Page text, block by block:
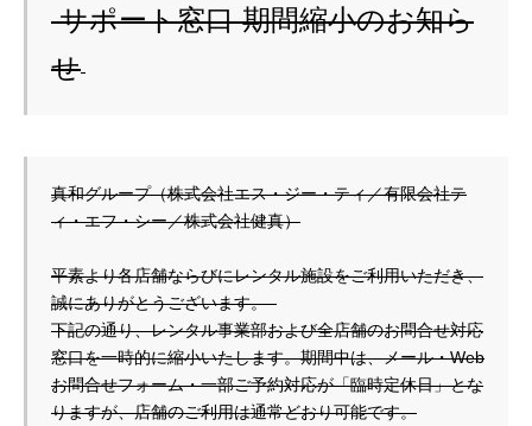
サポート窓口 期間縮小のお知ら
せ
真和グループ（株式会社エス・ジー・ティ／有限会社テ
ィ・エフ・シー／株式会社健真）
平素より各店舗ならびにレンタル施設をご利用いただき、
誠にありがとうございます。
下記の通り、レンタル事業部および全店舗のお問合せ対応
窓口を一時的に縮小いたします。期間中は、メール・Web
お問合せフォーム・一部ご予約対応が「臨時定休日」とな
りますが、店舗のご利用は通常どおり可能です。